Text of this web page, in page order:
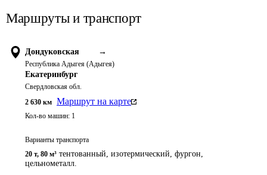
Маршруты и транспорт
Дондуковская →
Республика Адыгея (Адыгея)
Екатеринбург
Свердловская обл.
2 630 км Маршрут на карте
Кол-во машин: 1
Варианты транспорта
20 т, 80 м³ тентованный, изотермический, фургон,
цельнометалл.